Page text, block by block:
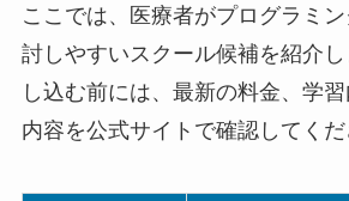
ここでは、医療者がプログラミ
討しやすいスクール候補を紹介
し込む前には、最新の料金、学
内容を公式サイトで確認してくだ